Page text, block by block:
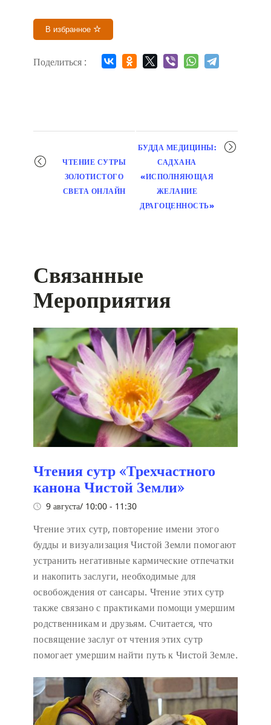
В избранное
Поделиться :
Мероприятие
навигация
ЧТЕНИЕ СУТРЫ
ЗОЛОТИСТОГО
СВЕТА ОНЛАЙН
БУДДА МЕДИЦИНЫ:
САДХАНА
«ИСПОЛНЯЮЩАЯ
ЖЕЛАНИЕ
ДРАГОЦЕННОСТЬ»
Связанные
Мероприятия
Чтения сутр «Трехчастного
канона Чистой Земли»
9 августа/ 10:00 - 11:30
Чтение этих сутр, повторение имени этого
будды и визуализация Чистой Земли помогают
устранить негативные кармические отпечатки
и накопить заслуги, необходимые для
освобождения от сансары. Чтение этих сутр
также связано с практиками помощи умершим
родственникам и друзьям. Считается, что
посвящение заслуг от чтения этих сутр
помогает умершим найти путь к Чистой Земле.